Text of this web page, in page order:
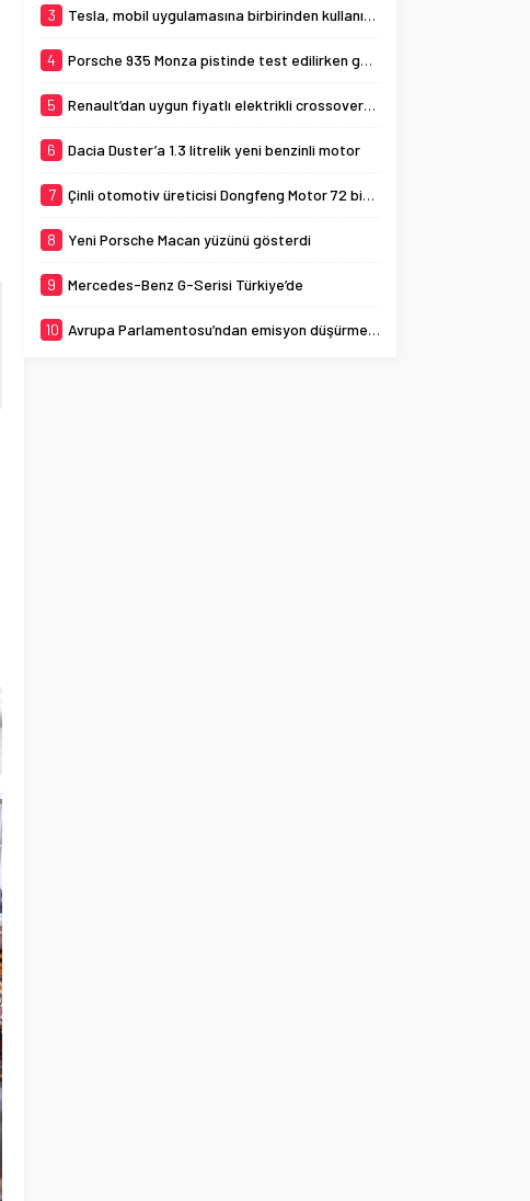
3 Tesla, mobil uygulamasına birbirinden kullanışlı 3 yeni özellik ekledi
4 Porsche 935 Monza pistinde test edilirken görüldü
5 Renault’dan uygun fiyatlı elektrikli crossover: Renault K-ZE
6 Dacia Duster’a 1.3 litrelik yeni benzinli motor
7 Çinli otomotiv üreticisi Dongfeng Motor 72 bin aracı geri çağırıyor
8 Yeni Porsche Macan yüzünü gösterdi
9 Mercedes-Benz G-Serisi Türkiye’de
10 Avrupa Parlamentosu’ndan emisyon düşürme adımı